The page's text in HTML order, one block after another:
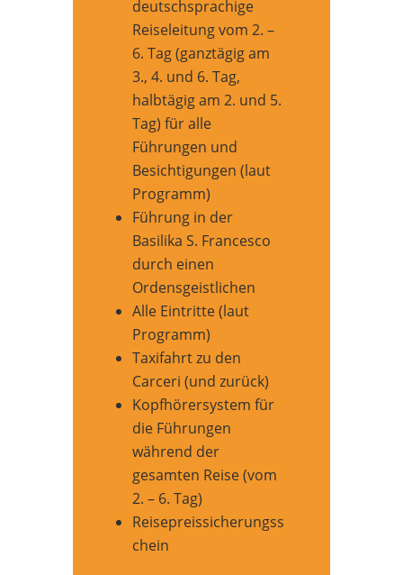
deutschsprachige
Reiseleitung vom 2. –
6. Tag (ganztägig am
3., 4. und 6. Tag,
halbtägig am 2. und 5.
Tag) für alle
Führungen und
Besichtigungen (laut
Programm)
Führung in der
Basilika S. Francesco
durch einen
Ordensgeistlichen
Alle Eintritte (laut
Programm)
Taxifahrt zu den
Carceri (und zurück)
Kopfhörersystem für
die Führungen
während der
gesamten Reise (vom
2. – 6. Tag)
Reisepreissicherungss
chein